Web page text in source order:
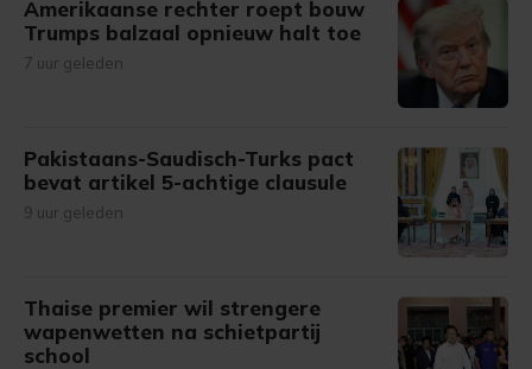
Amerikaanse rechter roept bouw
Trumps balzaal opnieuw halt toe
7 uur geleden
Pakistaans-Saudisch-Turks pact
bevat artikel 5-achtige clausule
9 uur geleden
Thaise premier wil strengere
wapenwetten na schietpartij
school